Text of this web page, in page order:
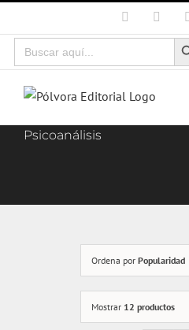
al
contenido
Facebook
Buscar:
Botón
Psicoanálisis
Ordena por Popularidad
Mostrar 12 productos